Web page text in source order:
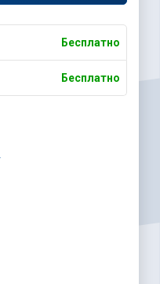
Бесплатно
Бесплатно